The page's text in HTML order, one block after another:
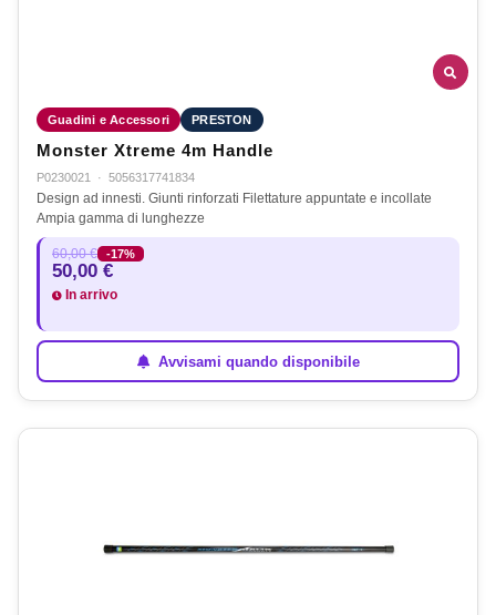
Guadini e Accessori PRESTON
Monster Xtreme 4m Handle
P0230021 · 5056317741834
Design ad innesti. Giunti rinforzati Filettature appuntate e incollate
Ampia gamma di lunghezze
60,00 € -17%
50,00 €
In arrivo
Avvisami quando disponibile